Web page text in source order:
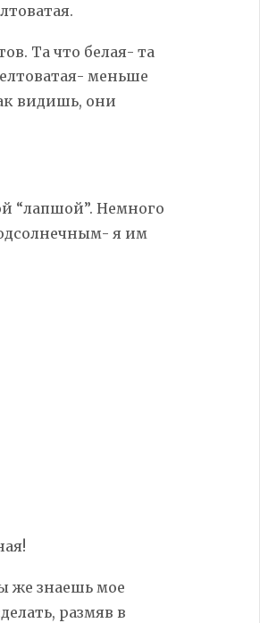
Та что белая- та
меньше
видишь, они
“лапшой”. Немного
я им
же знаешь мое
размяв в